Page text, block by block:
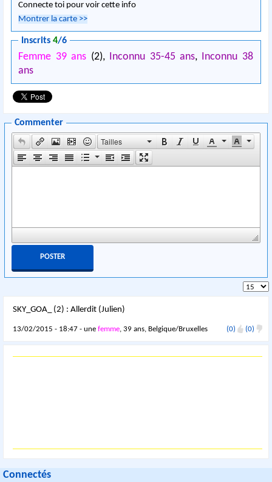
Connecte toi pour voir cette info
Montrer la carte >>
Inscrits4/6
Femme 39 ans (2), Inconnu 35-45 ans, Inconnu 38
ans
Commenter
Tailles
SKY_GOA_ (2) : Allerdit (Julien)
13/02/2015 - 18:47 - unefemme, 39 ans, Belgique/Bruxelles (0) (0)
Connectés